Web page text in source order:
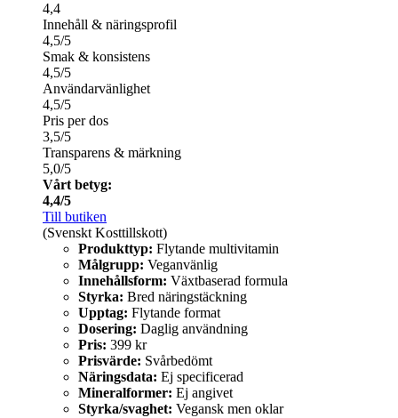
4,4
Innehåll & näringsprofil
4,5/5
Smak & konsistens
4,5/5
Användarvänlighet
4,5/5
Pris per dos
3,5/5
Transparens & märkning
5,0/5
Vårt betyg:
4,4/5
Till butiken
(Svenskt Kosttillskott)
Produkttyp: Flytande multivitamin
Målgrupp: Veganvänlig
Innehållsform: Växtbaserad formula
Styrka: Bred näringstäckning
Upptag: Flytande format
Dosering: Daglig användning
Pris: 399 kr
Prisvärde: Svårbedömt
Näringsdata: Ej specificerad
Mineralformer: Ej angivet
Styrka/svaghet: Vegansk men oklar